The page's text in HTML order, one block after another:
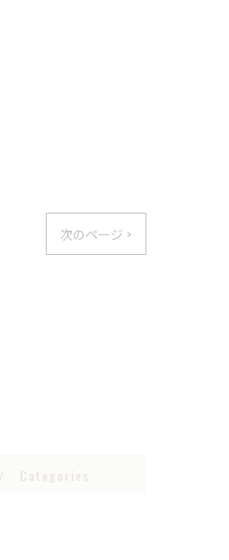
次のページ >
Categories